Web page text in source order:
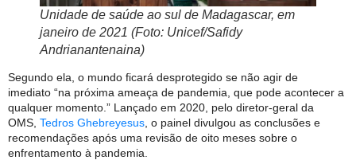
Unidade de saúde ao sul de Madagascar, em
janeiro de 2021 (Foto: Unicef/Safidy
Andrianantenaina)
Segundo ela, o mundo ficará desprotegido se não agir de
imediato “na próxima ameaça de pandemia, que pode acontecer a
qualquer momento.” Lançado em 2020, pelo diretor-geral da
OMS, Tedros Ghebreyesus , o painel divulgou as conclusões e
recomendações após uma revisão de oito meses sobre o
enfrentamento à pandemia.